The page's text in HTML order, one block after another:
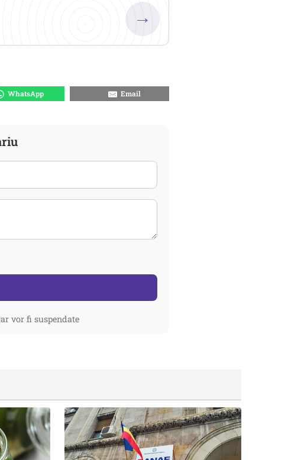
→
WhatsApp Email
vor fi suspendate